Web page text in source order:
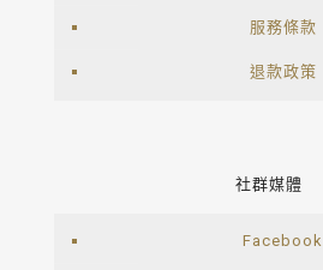
服務條款
退款政策
社群媒體
Facebook